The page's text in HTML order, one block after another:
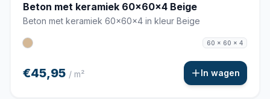
Beton met keramiek 60x60x4 Beige
Beton met keramiek 60x60x4 in kleur Beige
60 x 60 x 4
€45,95 / m² In wagen